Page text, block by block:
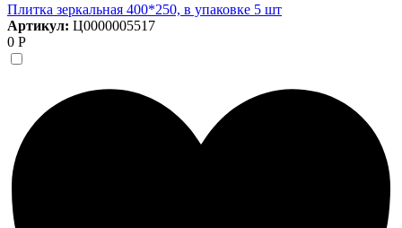
Плитка зеркальная 400*250, в упаковке 5 шт
Артикул: Ц0000005517
0 Р